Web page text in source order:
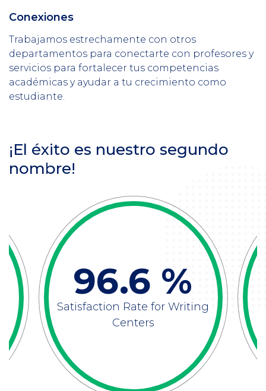
Column
3
Conexiones
Trabajamos estrechamente con otros
departamentos para conectarte con profesores y
servicios para fortalecer tus competencias
académicas y ayudar a tu crecimiento como
estudiante.
¡El éxito es nuestro segundo
nombre!
96.6 %
Satisfaction Rate for Writing
Centers